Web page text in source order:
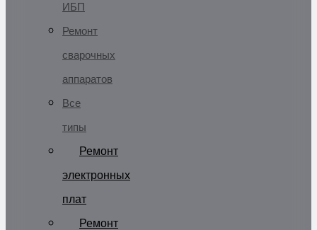
ИБП
Ремонт
сварочных
аппаратов
Все
типы
Ремонт
электронных
плат
Ремонт